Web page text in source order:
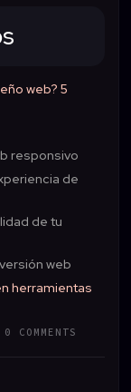
web? 5
responsivo
de
de tu
web
herramientas
0 COMMENTS